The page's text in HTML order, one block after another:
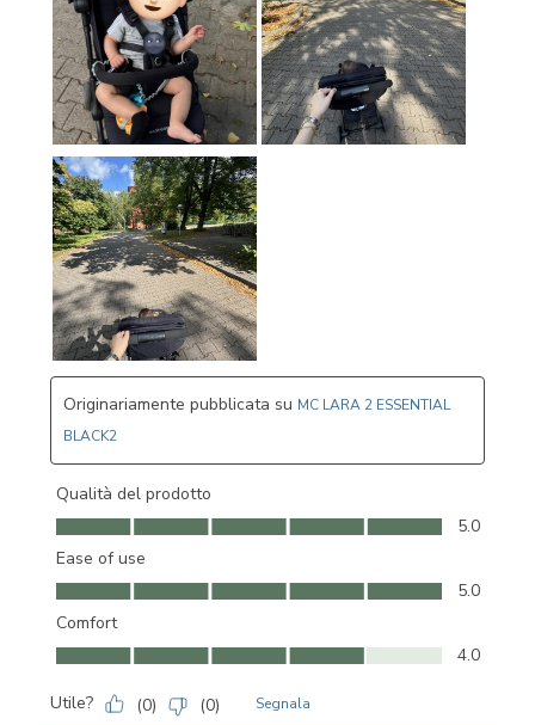
Originariamente pubblicata su MC LARA 2 ESSENTIAL
BLACK2
Qualità del prodotto
Qualità del prodotto, 5.0 su 5
5.0
Ease of use
Ease of use, 5.0 su 5
5.0
Comfort
Comfort, 4.0 su 5
4.0
Utile? (0) (0) Segnala